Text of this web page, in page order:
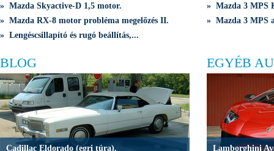
» Mazda Skyactive-D 1,5 motor.
» Mazda RX-8 motor probléma megelőzés II.
» Lengéscsillapító és rugó beállítás,...
» Mazda 3 MPS
» Mazda 3 MPS
BLOG
Cadillac Eldorado (egri túra).
EGYÉB
Lamborghini